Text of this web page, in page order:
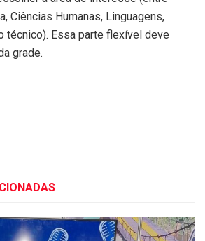
Ciências Humanas, Linguagens,
técnico). Essa parte flexível deve
grade.